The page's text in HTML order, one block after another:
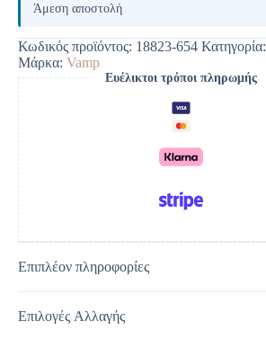
e
r
n
a
t
i
v
e
:
Άμεση αποστολή
Κωδικός προϊόντος: 18823-654 Κατηγορία:
Μάρκα: Vamp
Ευέλικτοι τρόποι πληρωμής
Επιπλέον πληροφορίες
Επιλογές Αλλαγής